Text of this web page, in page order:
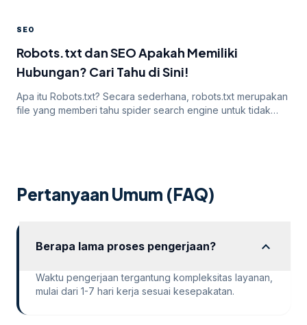
yang satu ini, mari kita cari tahu tentang topik yang satu ini
hingga tuntas. Ketahui dari pengertiannya […]
SEO
Robots.txt dan SEO Apakah Memiliki
Hubungan? Cari Tahu di Sini!
Apa itu Robots.txt? Secara sederhana, robots.txt merupakan
file yang memberi tahu spider search engine untuk tidak
Sebagian […]
Pertanyaan Umum (FAQ)
Berapa lama proses pengerjaan? expand_more
Waktu pengerjaan tergantung kompleksitas layanan,
mulai dari 1-7 hari kerja sesuai kesepakatan.